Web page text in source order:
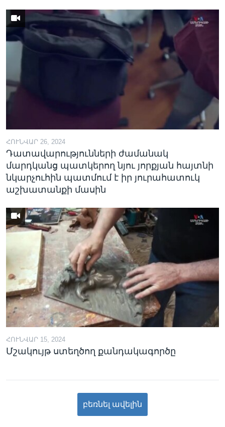
ՀՈՒՆՎԱՐ 26, 2024
Դատավարությունների ժամանակ
մարդկանց պատկերող նյու յորքյան հայտնի
նկարչուհին պատմում է իր յուրահատուկ
աշխատանքի մասին
ՀՈՒՆՎԱՐ 15, 2024
Մշակույթ ստեղծող քանդակագործը
բեռնել ավելին